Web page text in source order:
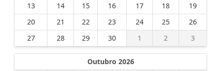
13
14 15 16 17 18
19
20
21 22 23 24 25
26
27
28 29 30 1 2 3
Outubro 2026